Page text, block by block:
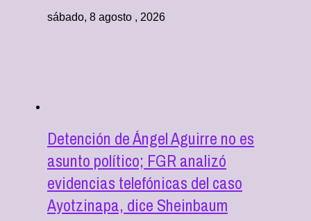
sábado, 8 agosto , 2026
Detención de Ángel Aguirre no es
asunto político; FGR analizó
evidencias telefónicas del caso
Ayotzinapa, dice Sheinbaum